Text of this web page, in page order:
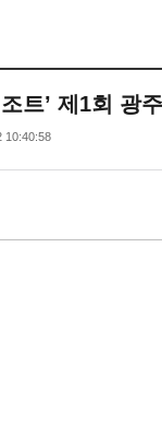
트’제1회광